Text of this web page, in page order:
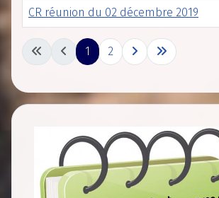
Articles
CR réunion du 02 décembre 2019
1 2